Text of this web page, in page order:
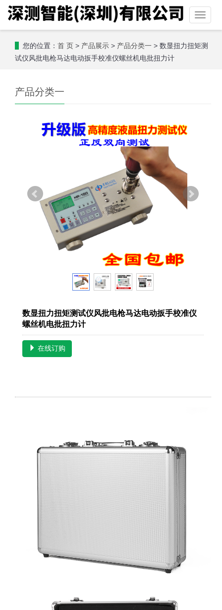
Toggle
您的位置： 首 页 > 产品展示 > 产品分类一 > 数显扭力扭矩测
试仪风批电枪马达电动扳手校准仪螺丝机电批扭力计
产品分类一
数显扭力扭矩测试仪风批电枪马达电动扳手校准仪
螺丝机电批扭力计
在线订购